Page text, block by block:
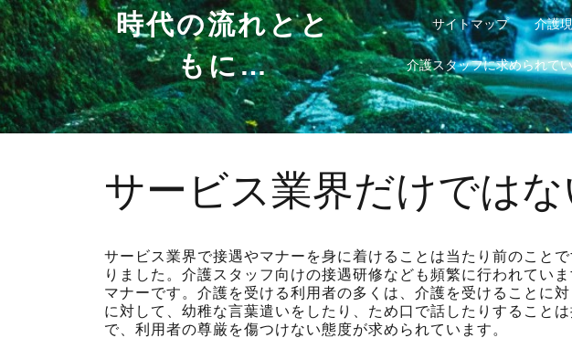
時代の流れとと
もに…
サイトマップ 介護
介護スタッフに求められて
サービス業界だけではな
サービス業界で接遇やマナーを身に着けることは当たり前のこと
りました。介護スタッフ向けの接遇研修なども頻繁に行われてい
マナーです。介護を受ける利用者の多くは、介護を受けることに
に対して、幼稚な言葉遣いをしたり、ため口で話したりすること
で、利用者の尊厳を傷つけない態度が求められています。